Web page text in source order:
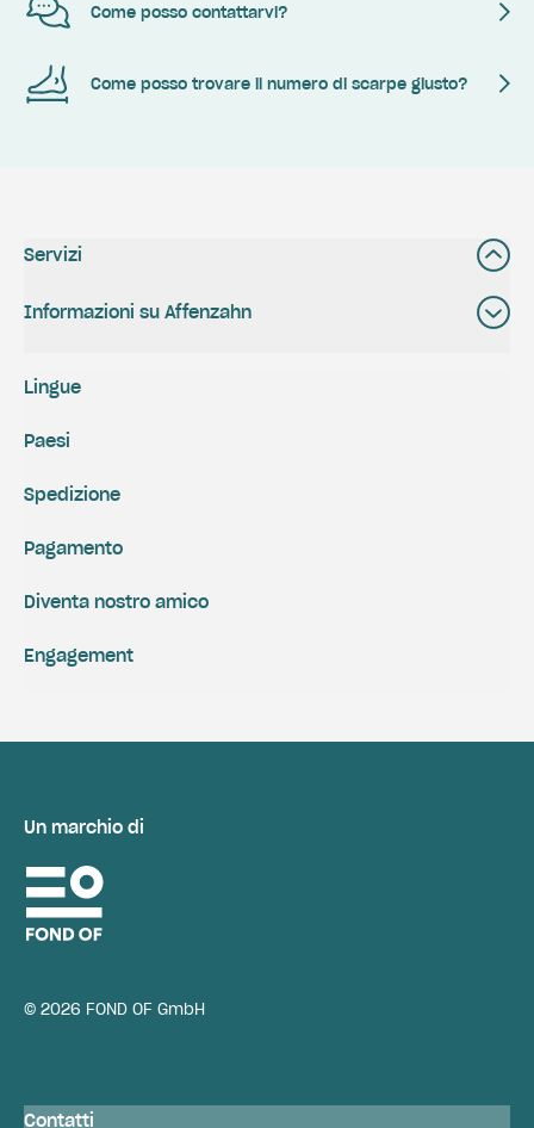
Come posso contattarvi?
Come posso trovare il numero di scarpe giusto?
Servizi
Informazioni su Affenzahn
Spedizione
Pagamento
Engagement
Diventa nostro amico
Lingue
Paesi
Un marchio di
© 2026 FOND OF GmbH
Contatti